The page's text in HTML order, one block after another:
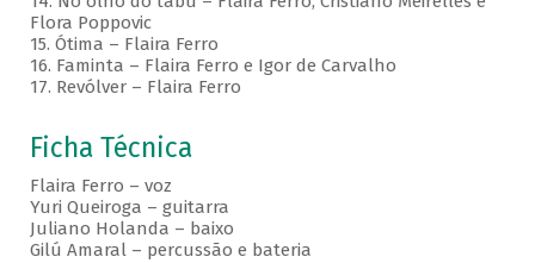
Flora Poppovic
15. Ótima – Flaira Ferro
16. Faminta – Flaira Ferro e Igor de Carvalho
17. Revólver – Flaira Ferro
Ficha Técnica
Flaira Ferro – voz
Yuri Queiroga – guitarra
Juliano Holanda – baixo
Gilú Amaral – percussão e bateria